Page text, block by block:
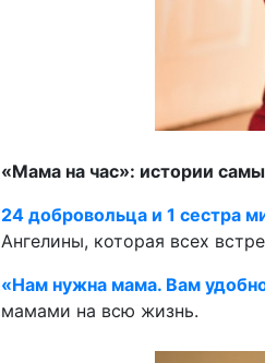
«Мама на час»: истории
24 добровольца и 1 сестра
Ангелины, которая всех
«Нам нужна мама. Вам
мамами на всю жизнь.